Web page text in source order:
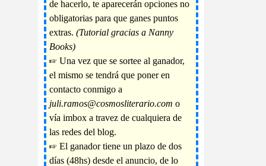
de hacerlo, te aparecerán opciones no
obligatorias para que ganes puntos
extras. (Tutorial gracias a Nanny
Books)
☞ Una vez que se sortee al ganador,
el mismo se tendrá que poner en
contacto conmigo a
juli.ramos@cosmosliterario.com o
vía imbox a travez de cualquiera de
las redes del blog.
☞ El ganador tiene un plazo de dos
días (48hs) desde el anuncio, de lo